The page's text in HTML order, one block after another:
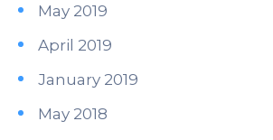
May 2019
April 2019
January 2019
May 2018